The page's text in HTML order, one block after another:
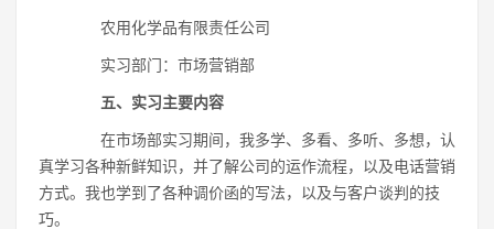
农用化学品有限责任公司
实习部门：市场营销部
五、实习主要内容
在市场部实习期间，我多学、多看、多听、多想，认
真学习各种新鲜知识，并了解公司的运作流程，以及电话营销
方式。我也学到了各种调价函的写法，以及与客户谈判的技
巧。